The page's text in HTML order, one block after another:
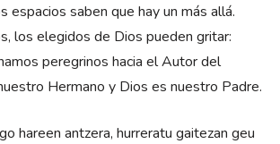
espacios saben que hay un más allá.
los elegidos de Dios pueden gritar:
peregrinos hacia el Autor del
Hermano y Dios es nuestro Padre.
antzera, hurreratu gaitezan geu